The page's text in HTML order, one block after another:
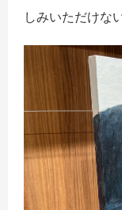
しみいただけな